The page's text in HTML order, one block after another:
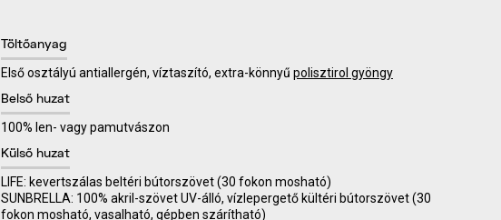
Töltőanyag
Első osztályú antiallergén, víztaszító, extra-könnyű polisztirol gyöngy
Belső huzat
100% len- vagy pamutvászon
Külső huzat
LIFE: kevertszálas beltéri bútorszövet (30 fokon mosható)
SUNBRELLA: 100% akril-szövet UV-álló, vízlepergető kültéri bútorszövet (30
fokon mosható, vasalható, gépben szárítható)